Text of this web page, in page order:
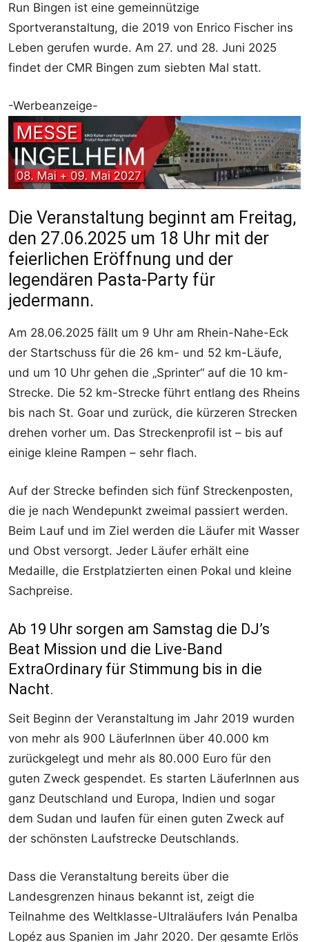
Run Bingen ist eine gemeinnützige
Sportveranstaltung, die 2019 von Enrico Fischer ins
Leben gerufen wurde. Am 27. und 28. Juni 2025
findet der CMR Bingen zum siebten Mal statt.
-Werbeanzeige-
Die Veranstaltung beginnt am Freitag,
den 27.06.2025 um 18 Uhr mit der
feierlichen Eröffnung und der
legendären Pasta-Party für
jedermann.
Am 28.06.2025 fällt um 9 Uhr am Rhein-Nahe-Eck
der Startschuss für die 26 km- und 52 km-Läufe,
und um 10 Uhr gehen die „Sprinter“ auf die 10 km-
Strecke. Die 52 km-Strecke führt entlang des Rheins
bis nach St. Goar und zurück, die kürzeren Strecken
drehen vorher um. Das Streckenprofil ist – bis auf
einige kleine Rampen – sehr flach.
Auf der Strecke befinden sich fünf Streckenposten,
die je nach Wendepunkt zweimal passiert werden.
Beim Lauf und im Ziel werden die Läufer mit Wasser
und Obst versorgt. Jeder Läufer erhält eine
Medaille, die Erstplatzierten einen Pokal und kleine
Sachpreise.
Ab 19 Uhr sorgen am Samstag die DJ’s
Beat Mission und die Live-Band
ExtraOrdinary für Stimmung bis in die
Nacht.
Seit Beginn der Veranstaltung im Jahr 2019 wurden
von mehr als 900 LäuferInnen über 40.000 km
zurückgelegt und mehr als 80.000 Euro für den
guten Zweck gespendet. Es starten LäuferInnen aus
ganz Deutschland und Europa, Indien und sogar
dem Sudan und laufen für einen guten Zweck auf
der schönsten Laufstrecke Deutschlands.
Dass die Veranstaltung bereits über die
Landesgrenzen hinaus bekannt ist, zeigt die
Teilnahme des Weltklasse-Ultraläufers Iván Penalba
Lopéz aus Spanien im Jahr 2020. Der gesamte Erlös